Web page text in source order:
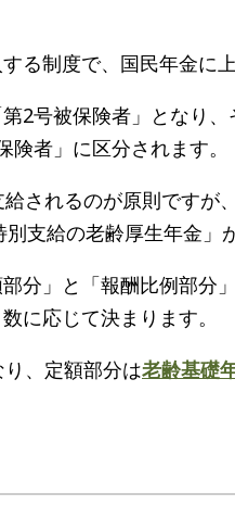
る制度で、国民年金に
2号被保険者」となり
者」に区分されます。
されるのが原則ですが
支給の老齢厚生年金」
分」と「報酬比例部分
に応じて決まります。
、定額部分は老齢基礎